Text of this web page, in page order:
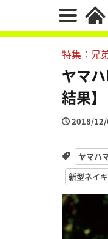
特集：兄
ヤマ
結果】
2018/
ヤマハ
新型ネイ